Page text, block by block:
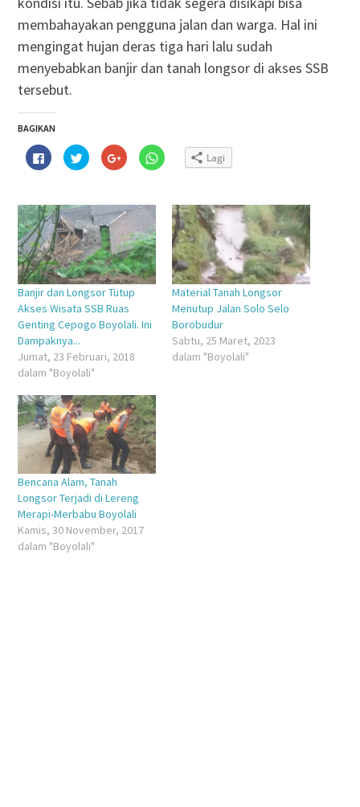
membahayakan pengguna jalan dan warga. Hal ini
mengingat hujan deras tiga hari lalu sudah
menyebabkan banjir dan tanah longsor di akses SSB
tersebut.
BAGIKAN
Klik
untuk
membagikan
di
jendela
yang
baru)
Klik
untuk
berbagi
di
jendela
yang
baru)
Klik
untuk
berbagi
(Membuka
di
jendela
yang
baru)
Klik
untuk
jendela
yang
baru)
Lagi
Banjir dan Longsor Tutup
Akses Wisata SSB Ruas
Genting Cepogo Boyolali. Ini
Dampaknya...
Jumat, 23 Februari, 2018
dalam "Boyolali"
Material Tanah Longsor
Menutup Jalan Solo Selo
Borobudur
Sabtu, 25 Maret, 2023
dalam "Boyolali"
Bencana Alam, Tanah
Longsor Terjadi di Lereng
Merapi-Merbabu Boyolali
Kamis, 30 November, 2017
dalam "Boyolali"